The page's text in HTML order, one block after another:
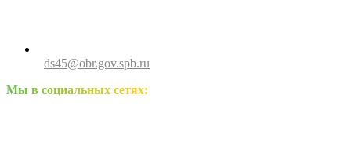
ds45@obr.gov.spb.ru
Мы в социальных сетях: